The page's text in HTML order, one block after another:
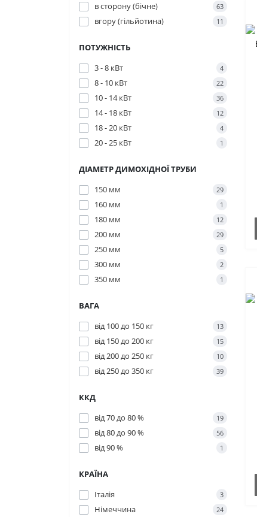
в сторону (бічне)
63
вгору (гільйотина) 11
ПОТУЖНІСТЬ
3 - 8 кВт
4
8 - 10 кВт 22
10 - 14 кВт 36
14 - 18 кВт 12
18 - 20 кВт 4
20 - 25 кВт 1
ДІАМЕТР ДИМОХІДНОЇ ТРУБИ
150 мм
29
160 мм 1
180 мм 12
200 мм 29
250 мм 5
300 мм 2
350 мм 1
ВАГА
від 100 до 150 кг
13
від 150 до 200 кг 15
від 200 до 250 кг 10
від 250 до 350 кг 39
ККД
від 70 до 80 %
19
від 80 до 90 % 56
від 90 % 1
КРАЇНА
Італія
3
Німеччина 24